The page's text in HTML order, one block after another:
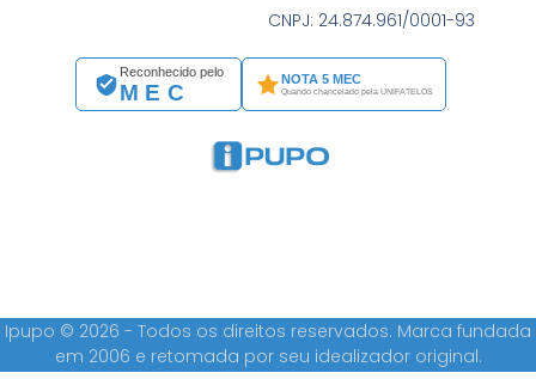
Reconhecido pelo
MEC
NOTA 5 MEC
Quando chancelado pela UNIFATELOS
CNPJ: 24.874.961/0001-93
Ipupo © 2026 - Todos os direitos reservados. Marca fundada
em 2006 e retomada por seu idealizador original.